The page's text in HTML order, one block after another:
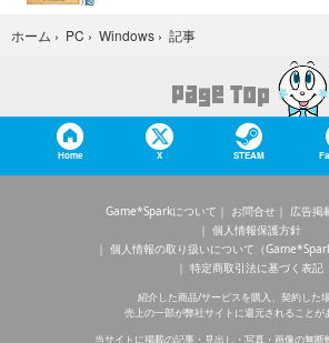
ホーム › PC › Windows › 記事
Home X STEAM
Game*Sparkについて お問合せ 広告掲
個人情報保護方針
個人情報の取り扱いについて（Game*Spark
特定商取引法に基づく表記
紹介した商品/サービスを購入、契約した場
売上の一部が弊社サイトに還元されることが
当サイトに掲載の記事・見出し・写真・画像の無断